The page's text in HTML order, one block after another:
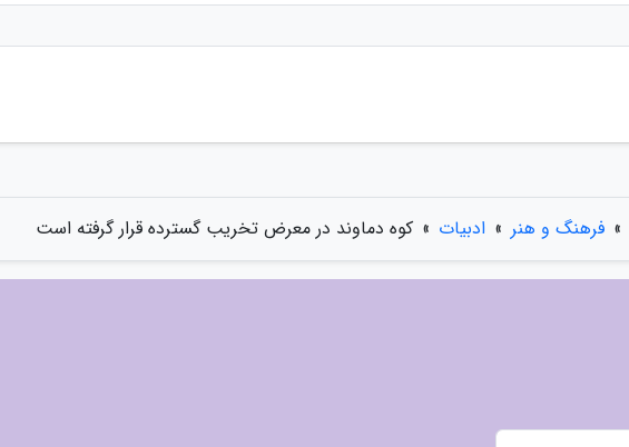
» فرهنگ و هنر » ادبیات » کوه دماوند در معرض تخریب گسترده قرار گرفته است